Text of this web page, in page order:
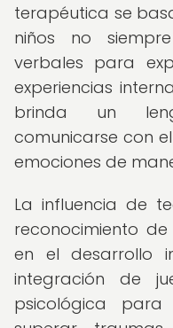
terapéutica se
niños no
verbales para
experiencias
brinda un
comunicarse con
emociones de
La influencia de
reconocimiento
en el desarrollo
integración de
psicológica